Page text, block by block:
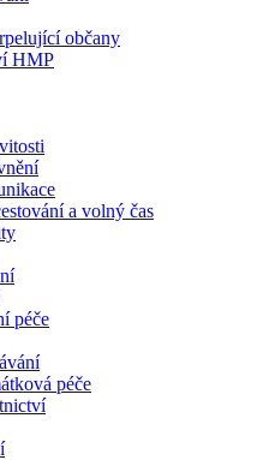
občany
HMP
a volný čas
péče
péče